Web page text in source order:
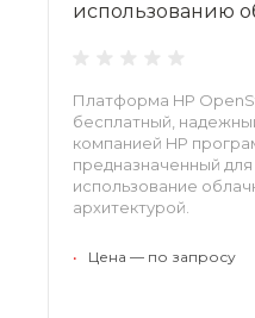
использованию
Платформа HP
бесплатный,
компанией HP
предназначенный
использование
архитектурой.
• Цена — по запросу